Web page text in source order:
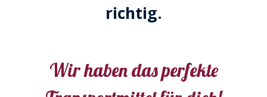
richtig.
Wir haben das perfekte